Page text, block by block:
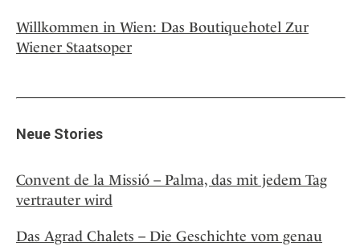
Willkommen in Wien: Das Boutiquehotel Zur
Wiener Staatsoper
Neue Stories
Convent de la Missió – Palma, das mit jedem Tag
vertrauter wird
Das Agrad Chalets – Die Geschichte vom genau